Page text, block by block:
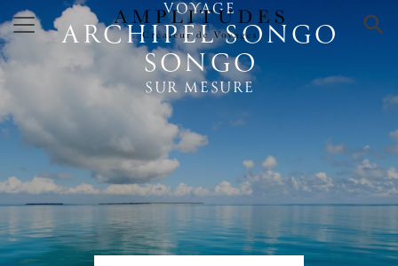
× VOYAGE
ARCHIPEL SONGO
SONGO
SUR MESURE